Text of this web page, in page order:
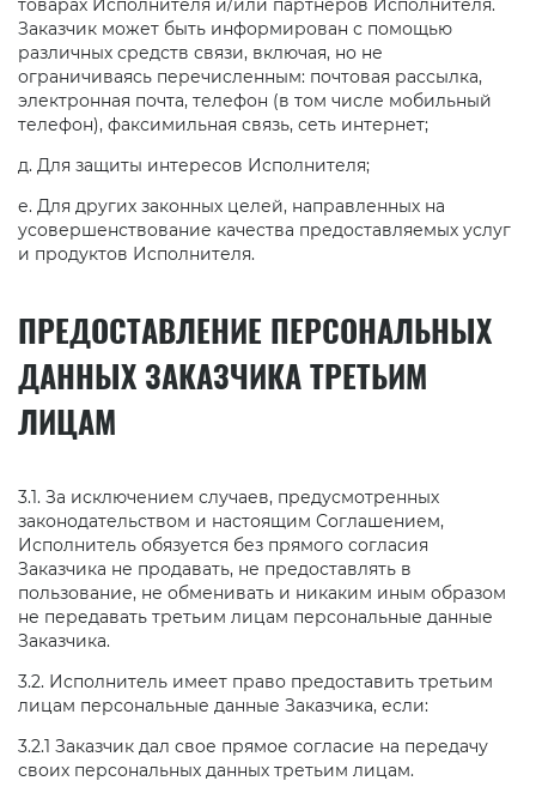
товарах Исполнителя и/или партнеров Исполнителя.
Заказчик может быть информирован с помощью
различных средств связи, включая, но не
ограничиваясь перечисленным: почтовая рассылка,
электронная почта, телефон (в том числе мобильный
телефон), факсимильная связь, сеть интернет;
д. Для защиты интересов Исполнителя;
е. Для других законных целей, направленных на
усовершенствование качества предоставляемых услуг
и продуктов Исполнителя.
ПРЕДОСТАВЛЕНИЕ ПЕРСОНАЛЬНЫХ
ДАННЫХ ЗАКАЗЧИКА ТРЕТЬИМ
ЛИЦАМ
3.1. За исключением случаев, предусмотренных
законодательством и настоящим Соглашением,
Исполнитель обязуется без прямого согласия
Заказчика не продавать, не предоставлять в
пользование, не обменивать и никаким иным образом
не передавать третьим лицам персональные данные
Заказчика.
3.2. Исполнитель имеет право предоставить третьим
лицам персональные данные Заказчика, если:
3.2.1 Заказчик дал свое прямое согласие на передачу
своих персональных данных третьим лицам.